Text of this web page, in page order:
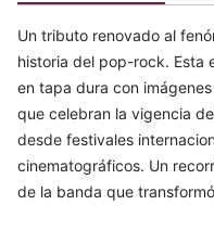
Un tributo renovado al
historia del pop-rock. Esta
en tapa dura con
que celebran la vigencia
desde festivales
cinematográficos. Un
de la banda que